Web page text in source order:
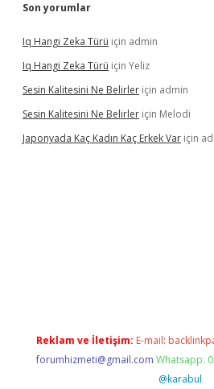
Son yorumlar
Iq Hangi Zeka Türü için admin
Iq Hangi Zeka Türü için Yeliz
Sesin Kalitesini Ne Belirler için admin
Sesin Kalitesini Ne Belirler için Melodi
Japonyada Kaç Kadın Kaç Erkek Var için
Reklam ve İletişim: E-mail:
forumhizmeti@gmail.com Whatsapp:
@karabul